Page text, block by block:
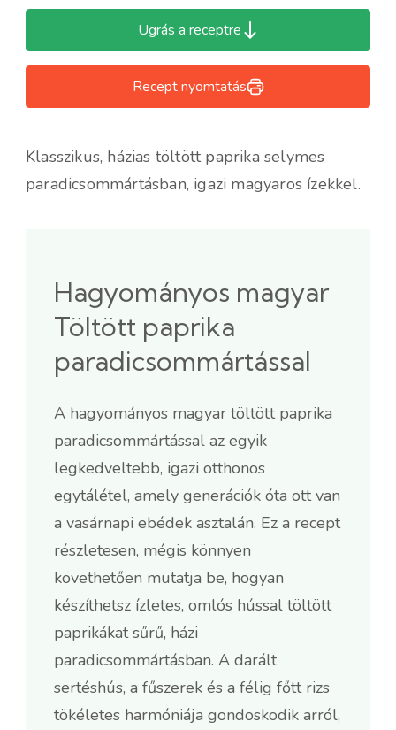
Ugrás a receptre
Recept nyomtatás
Klasszikus, házias töltött paprika selymes
paradicsommártásban, igazi magyaros ízekkel.
Hagyományos magyar
Töltött paprika
paradicsommártással
A hagyományos magyar töltött paprika
paradicsommártással az egyik
legkedveltebb, igazi otthonos
egytálétel, amely generációk óta ott van
a vasárnapi ebédek asztalán. Ez a recept
részletesen, mégis könnyen
követhetően mutatja be, hogyan
készíthetsz ízletes, omlós hússal töltött
paprikákat sűrű, házi
paradicsommártásban. A darált
sertéshús, a fűszerek és a félig főtt rizs
tökéletes harmóniája gondoskodik arról,